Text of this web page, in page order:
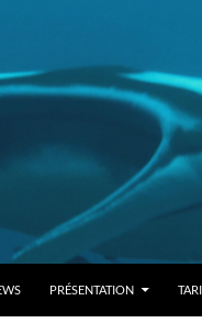
PRÉSENTATION